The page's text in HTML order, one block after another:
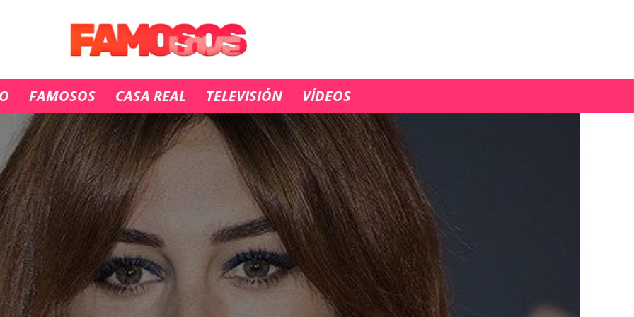
FAMOSOS CASA REAL TELEVISIÓN VÍDEOS